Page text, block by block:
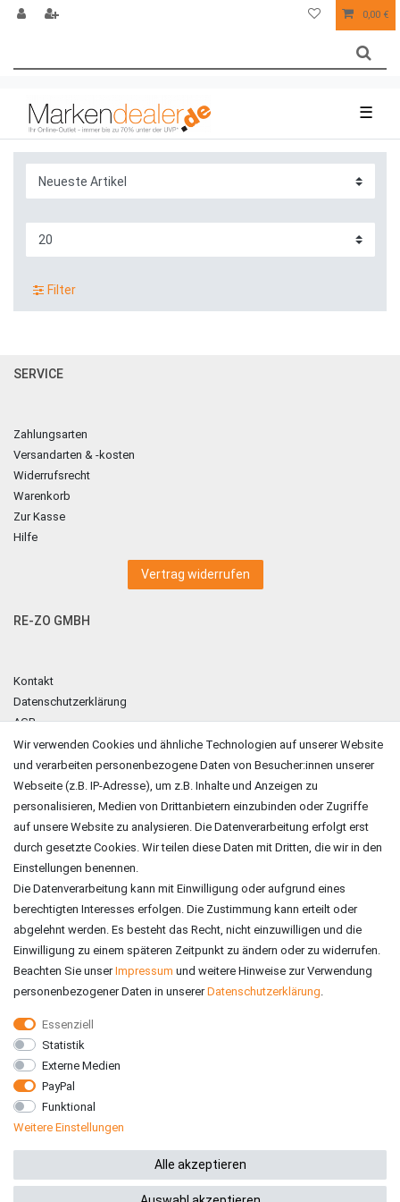
0,00 €
☰
Filter
SERVICE
Zahlungsarten
Versandarten & -kosten
Widerrufsrecht
Warenkorb
Zur Kasse
Hilfe
Vertrag widerrufen
RE-ZO GMBH
Kontakt
Datenschutzerklärung
AGB
Impressum
ZAHLUNGSARTEN
VERSAND
Wir verwenden Cookies und ähnliche Technologien auf unserer Website
und verarbeiten personenbezogene Daten von Besucher:innen unserer
Webseite (z.B. IP-Adresse), um z.B. Inhalte und Anzeigen zu
personalisieren, Medien von Drittanbietern einzubinden oder Zugriffe
auf unsere Website zu analysieren. Die Datenverarbeitung erfolgt erst
durch gesetzte Cookies. Wir teilen diese Daten mit Dritten, die wir in den
Einstellungen benennen.
Die Datenverarbeitung kann mit Einwilligung oder aufgrund eines
berechtigten Interesses erfolgen. Die Zustimmung kann erteilt oder
abgelehnt werden. Es besteht das Recht, nicht einzuwilligen und die
Einwilligung zu einem späteren Zeitpunkt zu ändern oder zu widerrufen.
Beachten Sie unserImpressum und weitere Hinweise zur Verwendung
personenbezogener Daten in unsererDaten­schutz­erklärung.
Essenziell
Statistik
Externe Medien
PayPal
Funktional
Weitere Einstellungen
Alle akzeptieren